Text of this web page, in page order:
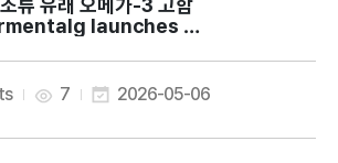
launches hi
7 2026-05-06